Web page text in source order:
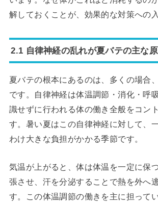
解しておくことが、効果的な対策への
2.1 自律神経の乱れが夏バテの主な
夏バテの根本にあるのは、多くの場合
です。自律神経は体温調節・消化・呼
識せずに行われる体の働き全般をコン
す。暑い夏はこの自律神経に対して、
わけ大きな負担がかかる季節です。
気温が上がると、体は体温を一定に保
張させ、汗を分泌することで熱を外へ
す。この体温調節の働きを主に担って